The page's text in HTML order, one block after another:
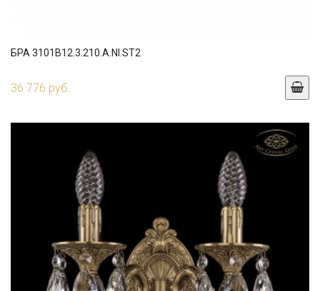
БРА 3101B12.3.210.A.NI.ST2
36 776 руб.